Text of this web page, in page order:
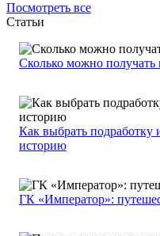
Посмотреть все
Статьи
Сколько можно получать
Как выбрать подработку
историю
ГК «Император»: